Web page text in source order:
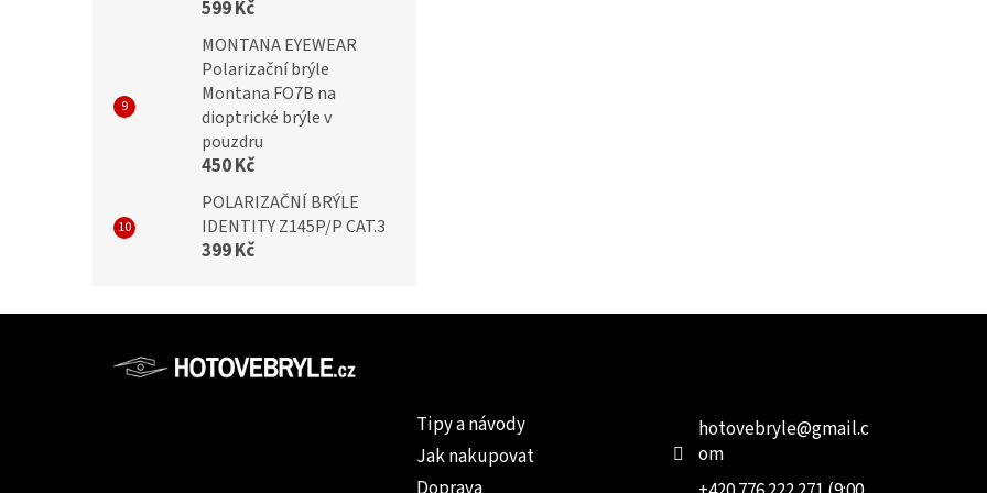
599 Kč
MONTANA EYEWEAR
Polarizační brýle
Montana FO7B na
dioptrické brýle v
pouzdru
450 Kč
POLARIZAČNÍ BRÝLE
IDENTITY Z145P/P CAT.3
399 Kč
Tipy a návody
Jak nakupovat
hotovebryle@gmail.c
om